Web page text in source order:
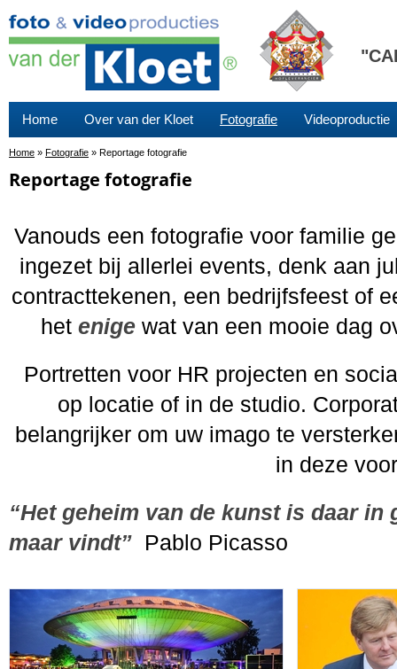
Home Over van der Kloet Fotografie Videoproductie
Home » Fotografie » Reportage fotografie
Reportage fotografie
Vanouds een fotografie voor familie
ingezet bij allerlei events, denk aan
contracttekenen, een bedrijfsfeest of
het enigewat van een mooie dag
Portretten voor HR projecten en
op locatie of in de studio.
belangrijker om uw imago te
in deze
“Het geheim van de kunst is daar in
maar vindt” Pablo Picasso